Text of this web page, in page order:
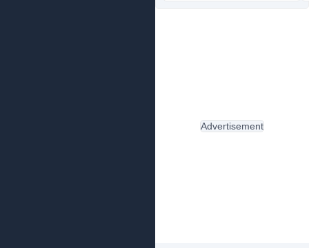
Advertisement